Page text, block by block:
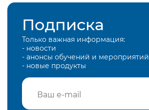
Подписка
Только важная информация:
- новости
- анонсы обучений и мероприятий
- новые продукты